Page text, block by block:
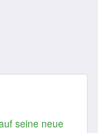
seine neue